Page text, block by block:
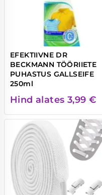
EFEKTIIVNE DR
BECKMANN TÖÖRIIETE
PUHASTUS GALLSEIFE
250ml
Hind alates 3,99 €